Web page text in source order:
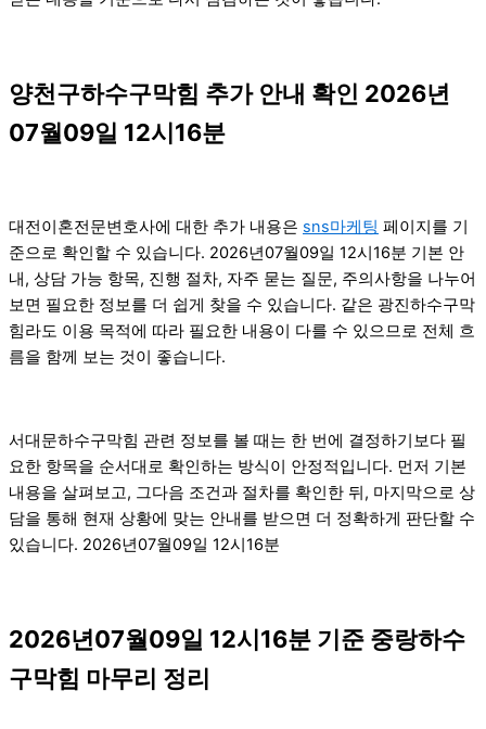
양천구하수구막힘 추가 안내 확인 2026년
07월09일 12시16분
대전이혼전문변호사에 대한 추가 내용은 sns마케팅 페이지를 기
준으로 확인할 수 있습니다. 2026년07월09일 12시16분 기본 안
내, 상담 가능 항목, 진행 절차, 자주 묻는 질문, 주의사항을 나누어
보면 필요한 정보를 더 쉽게 찾을 수 있습니다. 같은 광진하수구막
힘라도 이용 목적에 따라 필요한 내용이 다를 수 있으므로 전체 흐
름을 함께 보는 것이 좋습니다.
서대문하수구막힘 관련 정보를 볼 때는 한 번에 결정하기보다 필
요한 항목을 순서대로 확인하는 방식이 안정적입니다. 먼저 기본
내용을 살펴보고, 그다음 조건과 절차를 확인한 뒤, 마지막으로 상
담을 통해 현재 상황에 맞는 안내를 받으면 더 정확하게 판단할 수
있습니다. 2026년07월09일 12시16분
2026년07월09일 12시16분 기준 중랑하수
구막힘 마무리 정리